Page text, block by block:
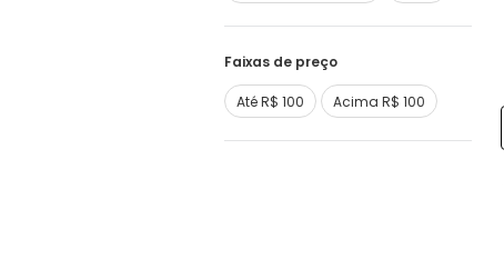
Faixas de preço
Até R$ 100 Acima R$ 100